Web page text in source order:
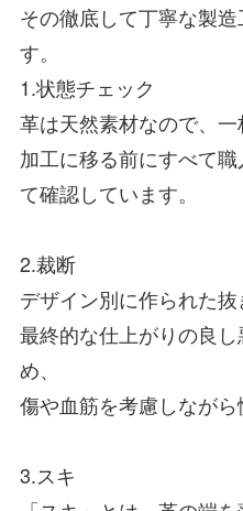
その徹底して丁寧な製
す。
1.状態チェック
革は天然素材なので、一
加工に移る前にすべて
て確認しています。
2.裁断
デザイン別に作られた抜
最終的な仕上がりの良
め、
傷や血筋を考慮しながら
3.スキ